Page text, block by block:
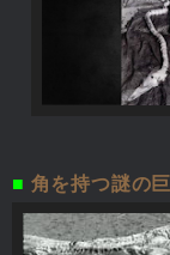
■ 角を持つ謎の